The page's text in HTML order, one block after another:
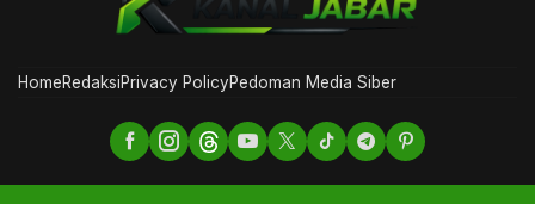
HomeRedaksiPrivacy PolicyPedoman Media Siber